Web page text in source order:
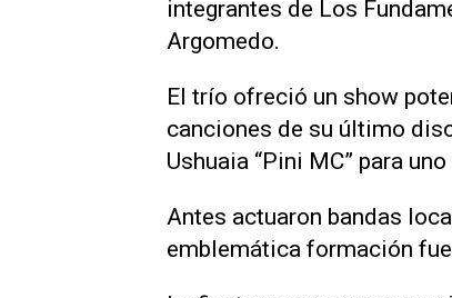
integrantes de Los
Argomedo.
El trío ofreció un show
canciones de su último
Ushuaia “Pini MC” para
Antes actuaron bandas
emblemática formación